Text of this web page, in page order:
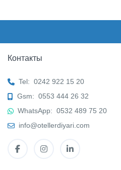
Контакты
Tel: 0242 922 15 20
Gsm: 0553 444 26 32
WhatsApp: 0532 489 75 20
info@otellerdiyari.com